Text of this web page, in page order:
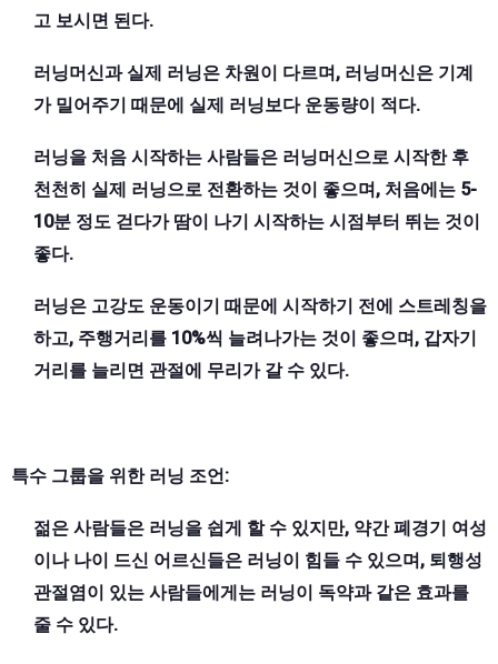
고 보시면 된다.
러닝머신과 실제 러닝은 차원이 다르며, 러닝머신은 기계
가 밀어주기 때문에 실제 러닝보다 운동량이 적다.
러닝을 처음 시작하는 사람들은 러닝머신으로 시작한 후
천천히 실제 러닝으로 전환하는 것이 좋으며, 처음에는 5-
10분 정도 걷다가 땀이 나기 시작하는 시점부터 뛰는 것이
좋다.
러닝은 고강도 운동이기 때문에 시작하기 전에 스트레칭을
하고, 주행거리를 10%씩 늘려나가는 것이 좋으며, 갑자기
거리를 늘리면 관절에 무리가 갈 수 있다.
특수 그룹을 위한 러닝 조언:
젊은 사람들은 러닝을 쉽게 할 수 있지만, 약간 폐경기 여성
이나 나이 드신 어르신들은 러닝이 힘들 수 있으며, 퇴행성
관절염이 있는 사람들에게는 러닝이 독약과 같은 효과를
줄 수 있다.